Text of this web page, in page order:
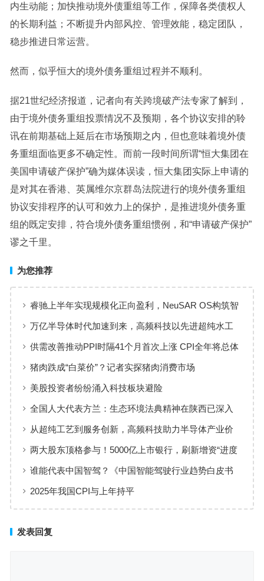
内生动能；加快推动境外债重组等工作，保障各类债权人
的长期利益；不断提升内部风控、管理效能，稳定团队，
稳步推进日常运营。
然而，似乎恒大的境外债务重组过程并不顺利。
据21世纪经济报道，记者向有关跨境破产法专家了解到，
由于境外债务重组投票情况不及预期，各个协议安排的聆
讯在前期基础上延后在市场预期之内，但也意味着境外债
务重组面临更多不确定性。而前一段时间所谓“恒大集团在
美国申请破产保护”确为媒体误读，恒大集团实际上申请的
是对其在香港、英属维尔京群岛法院进行的境外债务重组
协议安排程序的认可和效力上的保护，是推进境外债务重
组的既定安排，符合境外债务重组惯例，和“申请破产保护”
谬之千里。
为您推荐
睿驰上半年实现规模化正向盈利，NeuSAR OS构筑智
能汽车软件增长新引擎
万亿半导体时代加速到来，高频科技以先进超纯水工
艺赋能高端制造
供需改善推动PPI时隔41个月首次上涨 CPI全年将总体
保持温和上涨趋势
猪肉跌成“白菜价”？记者实探猪肉消费市场
美股投资者纷纷涌入科技板块避险
全国人大代表方兰：生态环境法典精神在陕西已深入
人心
从超纯工艺到服务创新，高频科技助力半导体产业价
值共创
两大股东顶格参与！5000亿上市银行，刷新增资“进度
条”
谁能代表中国智驾？《中国智能驾驶行业趋势白皮书
（2025）》点名华为、元戎、Momenta
2025年我国CPI与上年持平
发表回复